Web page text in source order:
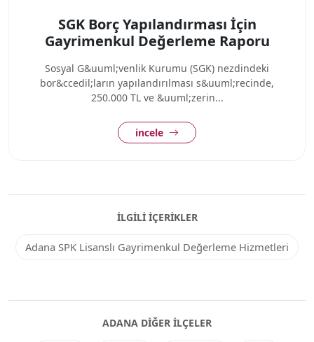
SGK Borç Yapılandırması İçin
Gayrimenkul Değerleme Raporu
Sosyal G&uuml;venlik Kurumu (SGK) nezdindeki
bor&ccedil;ların yapılandırılması s&uuml;recinde,
250.000 TL ve &uuml;zerin...
incele
İLGILI İÇERIKLER
Adana SPK Lisanslı Gayrimenkul Değerleme Hizmetleri
ADANA DIĞER ILÇELER